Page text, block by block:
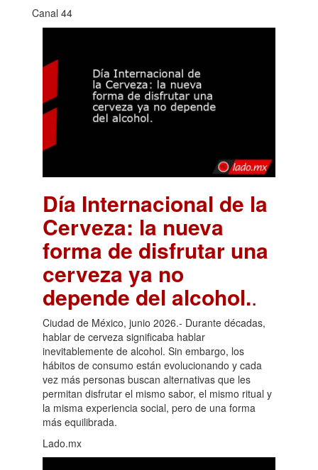
Canal 44
Día Internacional de la
Cerveza: la nueva
forma de disfrutar una
cerveza ya no
depende del alcohol..
Ciudad de México, junio 2026.- Durante décadas,
hablar de cerveza significaba hablar
inevitablemente de alcohol. Sin embargo, los
hábitos de consumo están evolucionando y cada
vez más personas buscan alternativas que les
permitan disfrutar el mismo sabor, el mismo ritual y
la misma experiencia social, pero de una forma
más equilibrada.
Lado.mx